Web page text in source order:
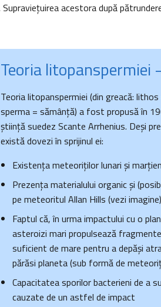
Supraviețuirea acestora după
Teoria litopanspermiei
Teoria litopanspermiei (din greacă:
sperma = sămânță) a fost propusă în
știință suedez Scante Arrhenius. Deși
există dovezi în sprijinul ei:
Existența meteoriților lunari și
Prezența materialului organic și
pe meteoritul Allan Hills (vezi imagine)
Faptul că, în urma impactului cu o
asteroizi mari propulsează
suficient de mare pentru a depăși
părăsi planeta (sub formă de
Capacitatea sporilor bacterieni de a
cauzate de un astfel de impact